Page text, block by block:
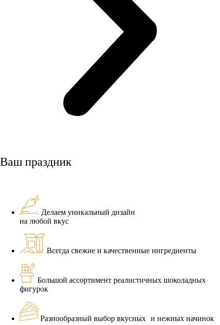
Ваш праздник
Делаем уникальный дизайн
на любой вкус
Всегда свежие и качественные ингредиенты
Большой ассортимент реалистичных шоколадных
фигурок
Разнообразный выбор вкусных и нежных начинок